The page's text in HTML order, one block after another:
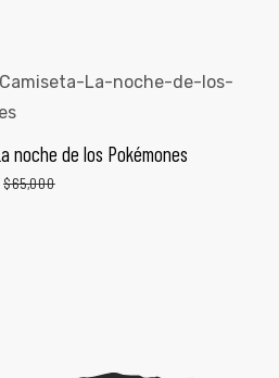
OPCIONES
noche de los Pokémones
$65,000